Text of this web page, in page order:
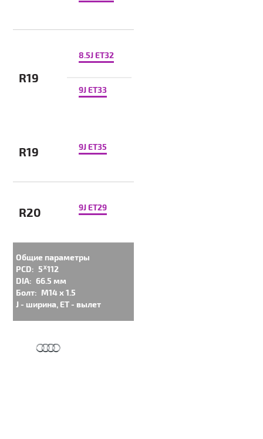
R19
8.5J ET32
9J ET33
R19 9J ET35
R20 9J ET29
Общие параметры
PCD: 5ᕁ112
DIA: 66.5 мм
Болт: M14 x 1.5
J - ширина, ET - вылет